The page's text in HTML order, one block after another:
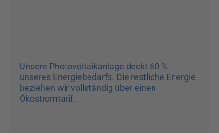
Unsere Photovoltaikanlage deckt 60 %
unseres Energiebedarfs. Die restliche Energie
beziehen wir vollständig über einen
Ökostromtarif.